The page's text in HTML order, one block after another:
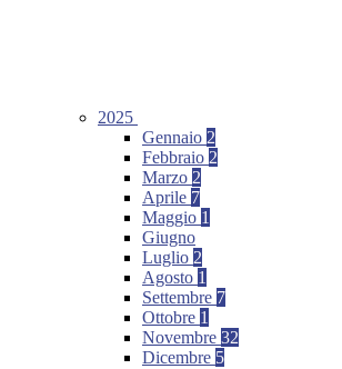
2025
Gennaio 2
Febbraio 2
Marzo 2
Aprile 7
Maggio 1
Giugno
Luglio 2
Agosto 1
Settembre 7
Ottobre 1
Novembre 32
Dicembre 5